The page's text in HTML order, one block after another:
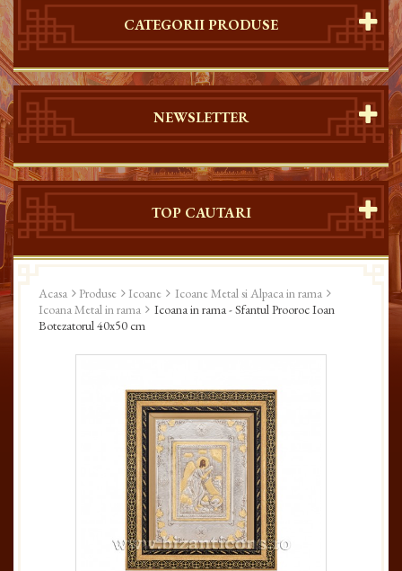
CATEGORII PRODUSE
NEWSLETTER
TOP CAUTARI
Acasa Produse Icoane
Icoane Metal si Alpaca in rama
Icoana Metal in rama
Icoana in rama - Sfantul Prooroc Ioan
Botezatorul 40x50 cm